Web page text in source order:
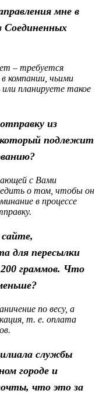
мне в
Соединенных
– требуется
компании, чьими
планируете такое
из
подлежит
с Вами
о том, чтобы он
в процессе
для пересылки
граммов. Что
по весу, а
т. е. оплата
службы
городе и
что это за